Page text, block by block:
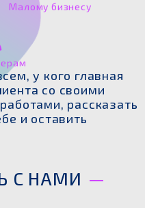
Малому бизнесу
у кого главная
со своими
рассказать
и оставить
С НАМИ